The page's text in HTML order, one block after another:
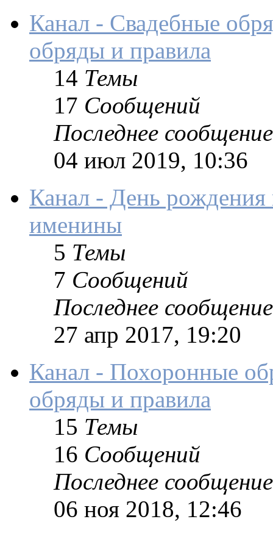
Канал - Свадебные
обряды и правила
14 Темы
17 Сообщений
Последнее сообщение
04 июл 2019, 10:36
Канал - День
именины
5 Темы
7 Сообщений
Последнее сообщение
27 апр 2017, 19:20
Канал - Похоронные
обряды и правила
15 Темы
16 Сообщений
Последнее сообщение
06 ноя 2018, 12:46